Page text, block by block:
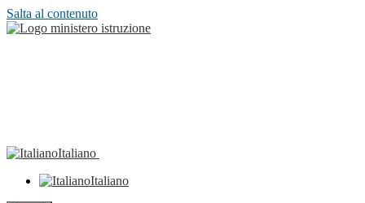
Salta al contenuto
Italiano
Italiano